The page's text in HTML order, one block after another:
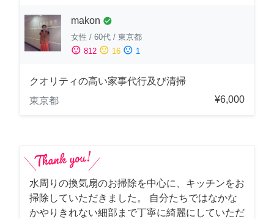
makon check_circle
女性 / 60代 / 東京都
sentiment_satisfied 812 sentiment_neutral 16 sentiment_dissatisfied 1
クオリティの高い家事代行及び清掃
東京都
¥6,000
水周りの換気扇のお掃除を中心に、キッチンをお
掃除していただきました。 自分たちではなかな
かやりきれない細部まで丁寧に綺麗にしていただ